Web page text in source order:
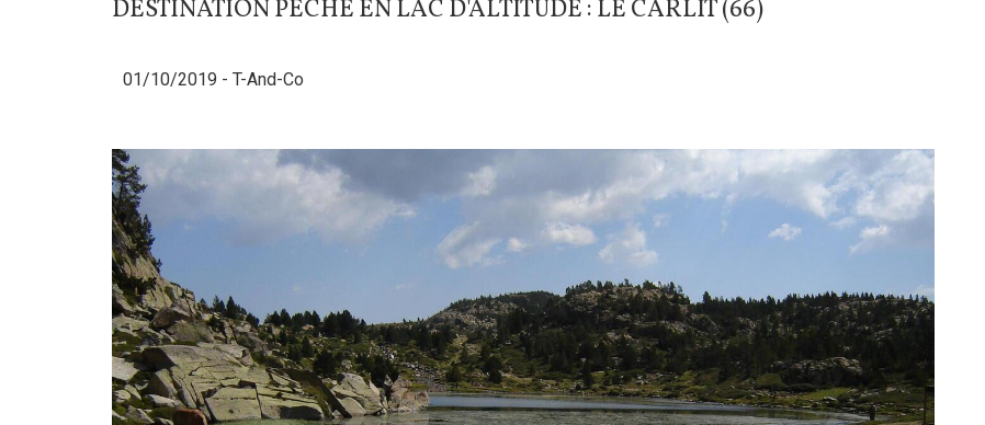
DESTINATION PÊCHE EN LAC D'ALTITUDE : LE CARLIT (66)
01/10/2019 - T-And-Co